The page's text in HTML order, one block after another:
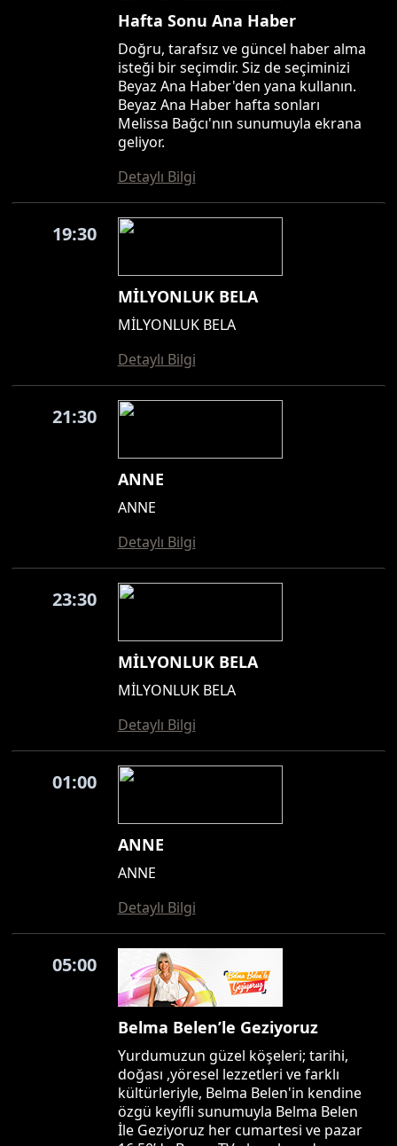
Hafta Sonu Ana Haber
Doğru, tarafsız ve güncel haber alma
isteği bir seçimdir. Siz de seçiminizi
Beyaz Ana Haber'den yana kullanın.
Beyaz Ana Haber hafta sonları
Melissa Bağcı'nın sunumuyla ekrana
geliyor.
Detaylı Bilgi
19:30
MİLYONLUK BELA
MİLYONLUK BELA
Detaylı Bilgi
21:30
ANNE
ANNE
Detaylı Bilgi
23:30
MİLYONLUK BELA
MİLYONLUK BELA
Detaylı Bilgi
01:00
ANNE
ANNE
Detaylı Bilgi
05:00
Belma Belen’le Geziyoruz
Yurdumuzun güzel köşeleri; tarihi,
doğası ,yöresel lezzetleri ve farklı
kültürleriyle, Belma Belen'in kendine
özgü keyifli sunumuyla Belma Belen
İle Geziyoruz her cumartesi ve pazar